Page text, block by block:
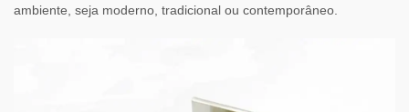
ambiente, seja moderno, tradicional ou contemporâneo.